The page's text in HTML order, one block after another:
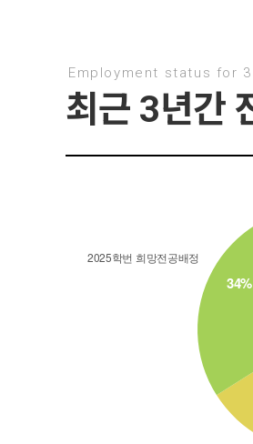
Employment status for
최근 3년간